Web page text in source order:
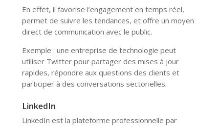
En effet, il favorise l’engagement en temps réel,
permet de suivre les tendances, et offre un moyen
direct de communication avec le public.
Exemple : une entreprise de technologie peut
utiliser Twitter pour partager des mises à jour
rapides, répondre aux questions des clients et
participer à des conversations sectorielles.
LinkedIn
LinkedIn est la plateforme professionnelle par